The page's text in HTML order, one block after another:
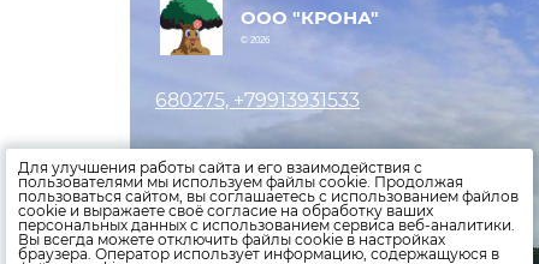
ООО "КРОНА"
© 2026
680275, +79913931533
Оставить заявку
Внести показания счетчиков
Оплатить счета
Для улучшения работы сайта и его взаимодействия с
пользователями мы используем файлы cookie. Продолжая
пользоваться сайтом, вы соглашаетесь с использованием файлов
cookie и выражаете своё согласие на обработку ваших
персональных данных с использованием сервиса веб-аналитики.
Вы всегда можете отключить файлы cookie в настройках
браузера. Оператор использует информацию, содержащуюся в